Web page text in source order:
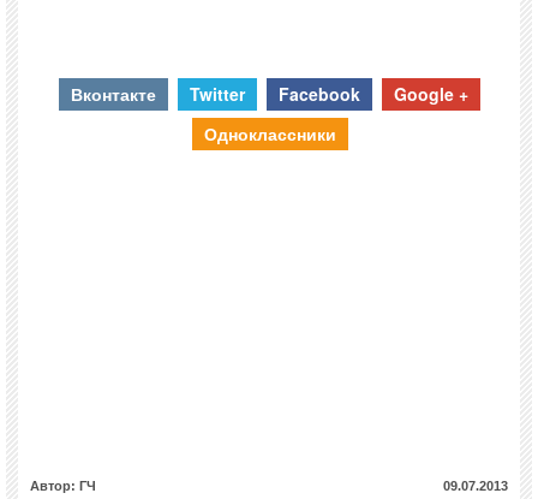
Вконтакте Twitter Facebook
Google +
Одноклассники
Автор: ГЧ 09.07.2013